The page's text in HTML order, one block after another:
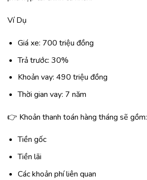
Ví Dụ
Giá xe: 700 triệu đồng
Trả trước: 30%
Khoản vay: 490 triệu đồng
Thời gian vay: 7 năm
👉 Khoản thanh toán hàng tháng sẽ gồm:
Tiền gốc
Tiền lãi
Các khoản phí liên quan